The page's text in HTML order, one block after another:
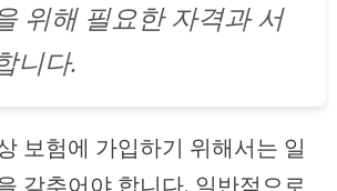
위해 필요한 자격과 서
니다.
보험에 가입하기 위해서는 일
갖추어야 합니다. 일반적으로,